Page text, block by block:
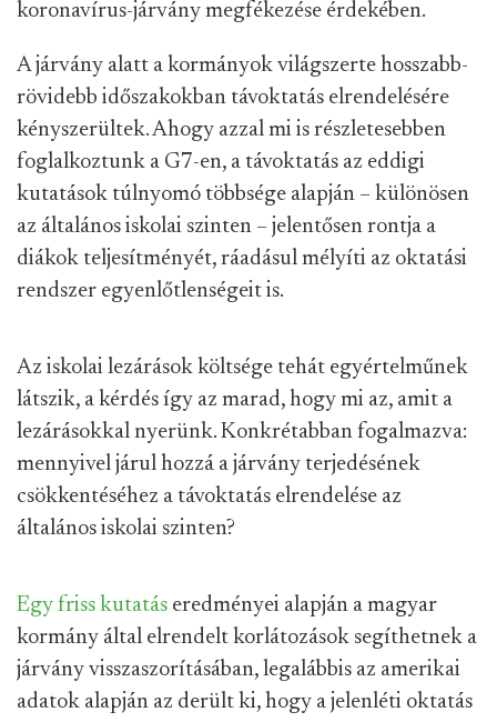
koronavírus-járvány megfékezése érdekében.
A járvány alatt a kormányok világszerte hosszabb-
rövidebb időszakokban távoktatás elrendelésére
kényszerültek. Ahogy azzal mi is részletesebben
foglalkoztunk a G7-en, a távoktatás az eddigi
kutatások túlnyomó többsége alapján – különösen
az általános iskolai szinten – jelentősen rontja a
diákok teljesítményét, ráadásul mélyíti az oktatási
rendszer egyenlőtlenségeit is.
Az iskolai lezárások költsége tehát egyértelműnek
látszik, a kérdés így az marad, hogy mi az, amit a
lezárásokkal nyerünk. Konkrétabban fogalmazva:
mennyivel járul hozzá a járvány terjedésének
csökkentéséhez a távoktatás elrendelése az
általános iskolai szinten?
Egy friss kutatás eredményei alapján a magyar
kormány által elrendelt korlátozások segíthetnek a
járvány visszaszorításában, legalábbis az amerikai
adatok alapján az derült ki, hogy a jelenléti oktatás